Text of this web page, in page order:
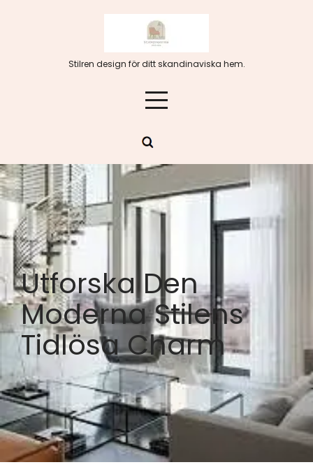
Stilren design för ditt skandinaviska hem.
Utforska Den
Moderna Stilens
Tidlösa Charm